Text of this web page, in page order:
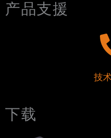
产品支援
技
下载